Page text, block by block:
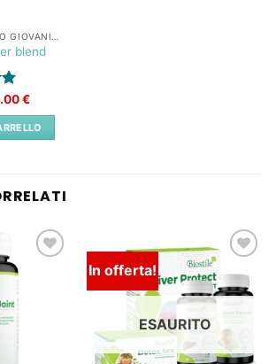
blend
€.
€Il
attuale
è:
49.00 €.
In offerta!
desideri
ESAURITO